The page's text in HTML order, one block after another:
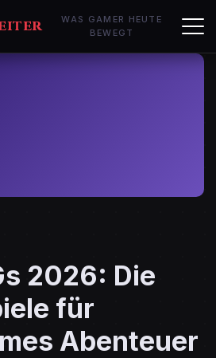
WAS GAMER HEUTE
BEWEGT
2026: Die
für
Abenteuer